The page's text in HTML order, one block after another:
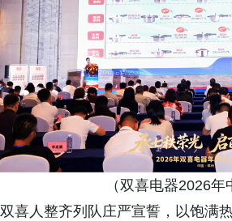
（双喜电器2026
喜人整齐列队庄严宣誓，以饱满